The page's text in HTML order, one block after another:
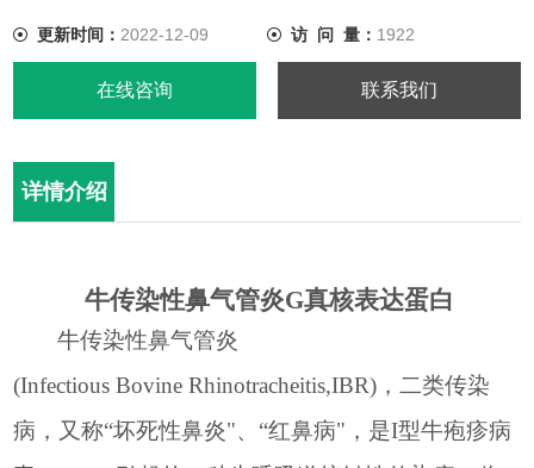
更新时间： 2022-12-09 访 问 量： 1922
在线咨询 联系我们
详情介绍
牛传染性鼻气管炎G真核表达蛋白
牛传染性鼻气管炎
(Infectious Bovine Rhinotracheitis,IBR) ，二类传染
病，又称“坏死性鼻炎"、“红鼻病"，是I型牛疱疹病